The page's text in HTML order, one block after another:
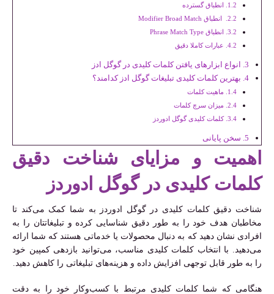
انطباق گسترده
انطباق Modifier Broad Match
انطباق Phrase Match Type
عبارات کاملا دقیق
انواع ابزارهای یافتن کلمات کلیدی در گوگل ادز
بهترین کلمات کلیدی تبلیغات گوگل ادز کدامند؟
ماهیت کلمات
میزان سرچ کلمات
کلمات کلیدی گوگل ادوردز
سخن پایانی
اهمیت و مزایای شناخت دقیق
کلمات کلیدی در گوگل ادوردز
شناخت دقیق کلمات کلیدی در گوگل ادوردز به شما کمک می‌کند تا
مخاطبان هدف خود را به طور دقیق شناسایی کرده و تبلیغاتتان را به
افرادی نشان دهید که به دنبال محصولات یا خدماتی هستند که شما ارائه
می‌دهید. با انتخاب کلمات کلیدی مناسب، می‌توانید بازدهی کمپین خود
را به طور قابل توجهی افزایش داده و هزینه‌های تبلیغاتی را کاهش دهید.
هنگامی که شما کلمات کلیدی مرتبط با کسب‌وکار خود را به دقت